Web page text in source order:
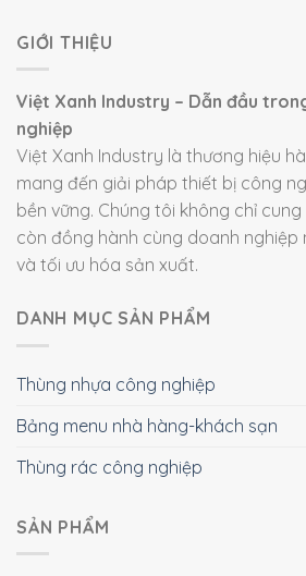
GIỚI THIỆU
Việt Xanh Industry – Dẫn đầu
nghiệp
Việt Xanh Industry là thương hiệu
mang đến giải pháp thiết bị công
bền vững. Chúng tôi không chỉ
còn đồng hành cùng doanh nghiệp
và tối ưu hóa sản xuất.
DANH MỤC SẢN PHẨM
Thùng nhựa công nghiệp
Bảng menu nhà hàng-khách sạn
Thùng rác công nghiệp
SẢN PHẨM